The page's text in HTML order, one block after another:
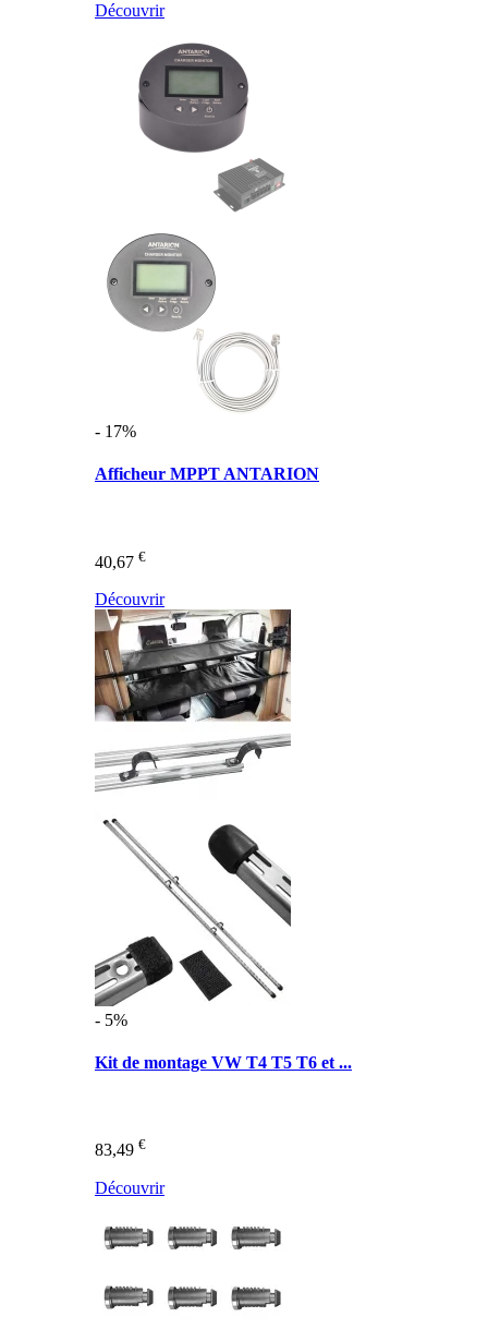
Découvrir
- 17%
Afficheur MPPT ANTARION
40,67 €
Découvrir
- 5%
Kit de montage VW T4 T5 T6 et ...
83,49 €
Découvrir